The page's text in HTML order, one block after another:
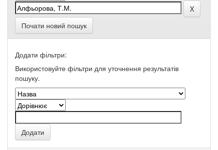
Почати новий пошук
Додати фільтри:
Використовуйте фільтри для уточнення результатів
пошуку.